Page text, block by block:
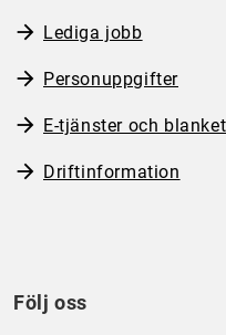
Lediga jobb
Personuppgifter
E-tjänster och
Driftinformation
Följ oss